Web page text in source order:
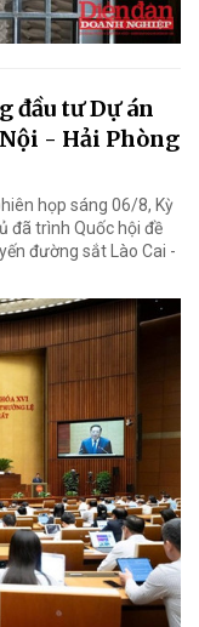
đầu tư Dự án
- Hải Phòng
họp sáng 06/8, Kỳ
đã trình Quốc hội đề
đường sắt Lào Cai -